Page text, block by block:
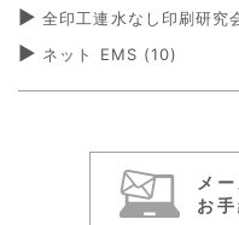
全印工連水なし印刷研究
ネット EMS (10)
メ
お